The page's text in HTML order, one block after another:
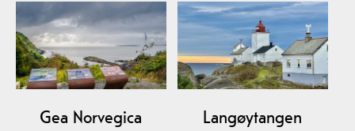
Gea Norvegica
Langøytangen